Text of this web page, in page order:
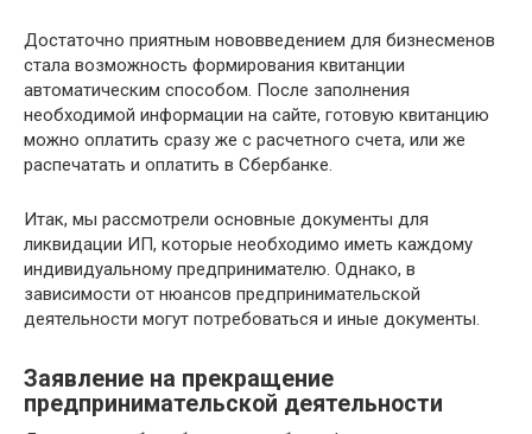
Достаточно приятным нововведением для бизнесменов
стала возможность формирования квитанции
автоматическим способом. После заполнения
необходимой информации на сайте, готовую квитанцию
можно оплатить сразу же с расчетного счета, или же
распечатать и оплатить в Сбербанке.
Итак, мы рассмотрели основные документы для
ликвидации ИП, которые необходимо иметь каждому
индивидуальному предпринимателю. Однако, в
зависимости от нюансов предпринимательской
деятельности могут потребоваться и иные документы.
Заявление на прекращение
предпринимательской деятельности